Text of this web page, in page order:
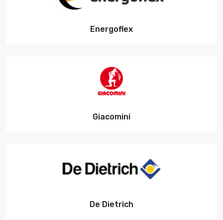
De Dietrich
Giacomini
Energoflex